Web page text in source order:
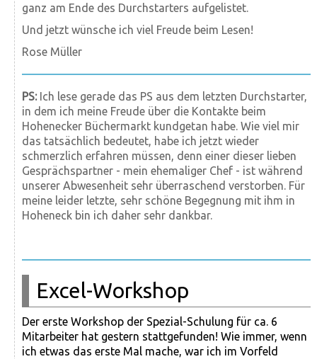
ganz am Ende des Durchstarters aufgelistet.
Und jetzt wünsche ich viel Freude beim Lesen!
Rose Müller
PS: Ich lese gerade das PS aus dem letzten Durchstarter,
in dem ich meine Freude über die Kontakte beim
Hohenecker Büchermarkt kundgetan habe. Wie viel mir
das tatsächlich bedeutet, habe ich jetzt wieder
schmerzlich erfahren müssen, denn einer dieser lieben
Gesprächspartner - mein ehemaliger Chef - ist während
unserer Abwesenheit sehr überraschend verstorben. Für
meine leider letzte, sehr schöne Begegnung mit ihm in
Hoheneck bin ich daher sehr dankbar.
Excel-Workshop
Der erste Workshop der Spezial-Schulung für ca. 6
Mitarbeiter hat gestern stattgefunden! Wie immer, wenn
ich etwas das erste Mal mache, war ich im Vorfeld